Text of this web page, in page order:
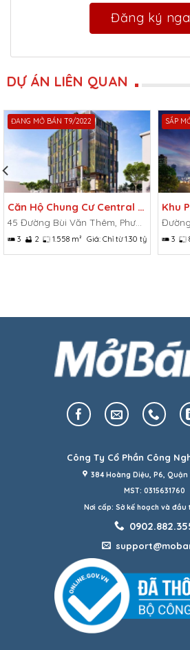
DỰ ÁN LIÊN QUAN
ĐANG MỞ BÁN T9/2022
Căn Hộ Chung Cư Central Officetel
3 2 1.558 m² Giá: Chỉ từ 1.30 tỷ
SẮP
3
Công Ty Cổ Phần Công
384 Hoàng Diệu, P6, Quận
MST: 0315631760
Nơi cấp: Sở kế hoạch và đầu